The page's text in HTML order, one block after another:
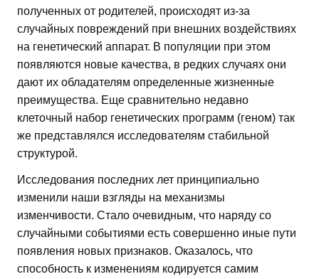
полученных от родителей, происходят из-за
случайных повреждений при внешних воздействиях
на генетический аппарат. В популяции при этом
появляются новые качества, в редких случаях они
дают их обладателям определенные жизненные
преимущества. Еще сравнительно недавно
клеточный набор генетических программ (геном) так
же представлялся исследователям стабильной
структурой.
Исследования последних лет принципиально
изменили наши взгляды на механизмы
изменчивости. Стало очевидным, что наряду со
случайными событиями есть совершенно иные пути
появления новых признаков. Оказалось, что
способность к изменениям кодируется самим